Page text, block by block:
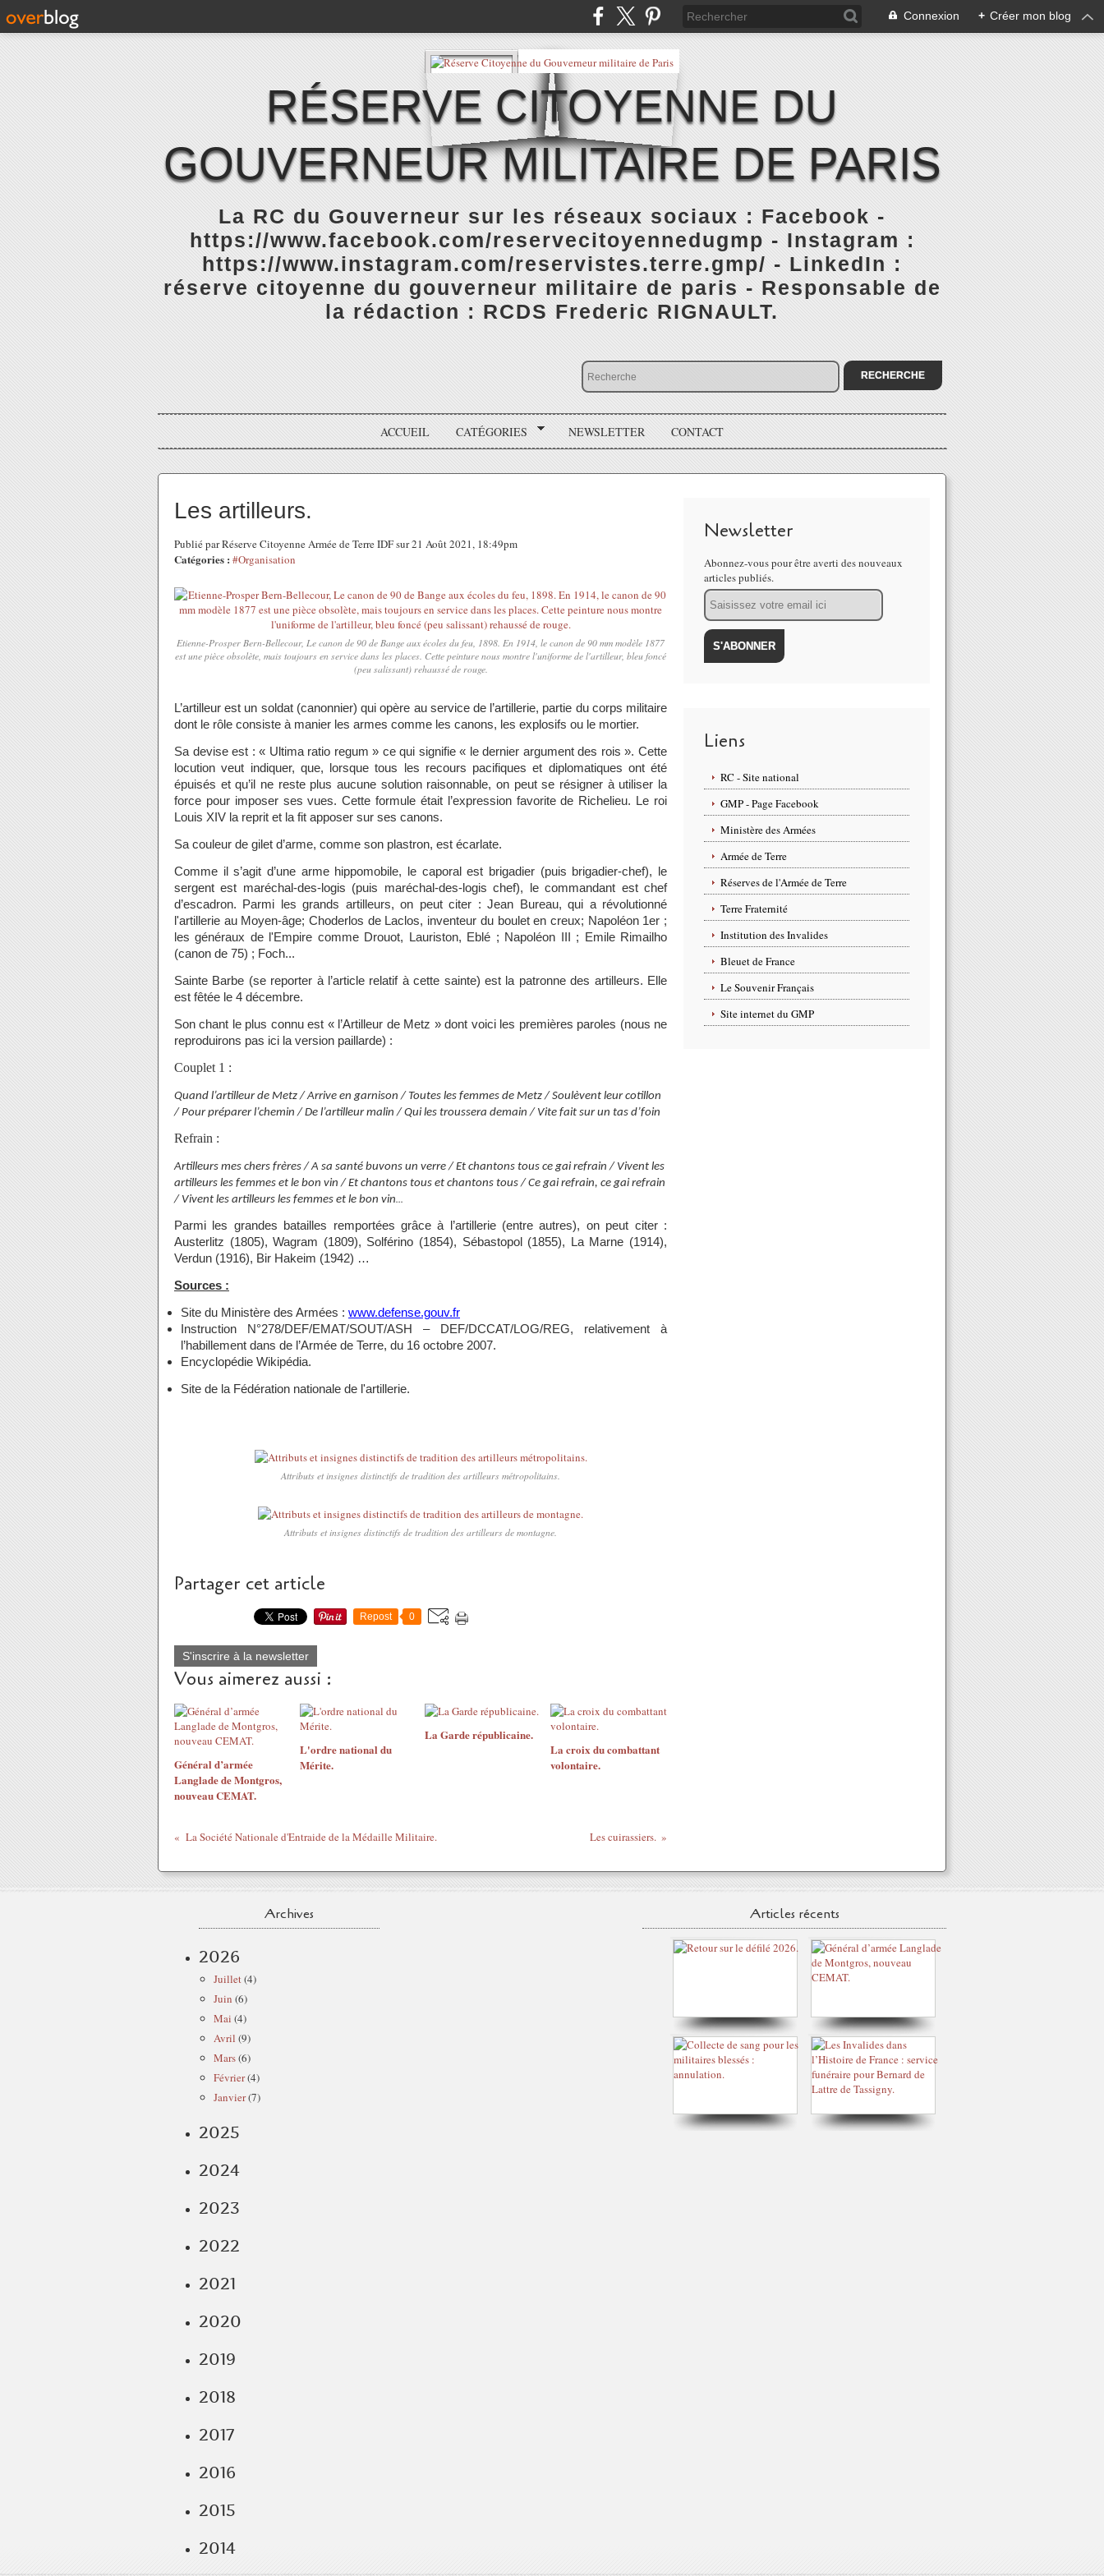
Connexion + Créer mon blog
RÉSERVE CITOYENNE DU
GOUVERNEUR MILITAIRE DE PARIS
La RC du Gouverneur sur les réseaux sociaux : Facebook -
https://www.facebook.com/reservecitoyennedugmp - Instagram :
https://www.instagram.com/reservistes.terre.gmp/ - LinkedIn :
réserve citoyenne du gouverneur militaire de paris - Responsable de
la rédaction : RCDS Frederic RIGNAULT.
ACCUEIL CATÉGORIES NEWSLETTER CONTACT
Les artilleurs.
Publié par Réserve Citoyenne Armée de Terre IDF sur 21 Août 2021, 18:49pm
Catégories : #Organisation
Etienne-Prosper Bern-Bellecour, Le canon de 90 de Bange aux écoles du feu, 1898. En 1914, le canon de 90 mm modèle 1877
est une pièce obsolète, mais toujours en service dans les places. Cette peinture nous montre l'uniforme de l'artilleur, bleu foncé
(peu salissant) rehaussé de rouge.
L’artilleur est un soldat (canonnier) qui opère au service de l’artillerie, partie du corps militaire
dont le rôle consiste à manier les armes comme les canons, les explosifs ou le mortier.
Sa devise est : « Ultima ratio regum » ce qui signifie « le dernier argument des rois ». Cette
locution veut indiquer, que, lorsque tous les recours pacifiques et diplomatiques ont été
épuisés et qu’il ne reste plus aucune solution raisonnable, on peut se résigner à utiliser la
force pour imposer ses vues. Cette formule était l’expression favorite de Richelieu. Le roi
Louis XIV la reprit et la fit apposer sur ses canons.
Sa couleur de gilet d’arme, comme son plastron, est écarlate.
Comme il s’agit d’une arme hippomobile, le caporal est brigadier (puis brigadier-chef), le
sergent est maréchal-des-logis (puis maréchal-des-logis chef), le commandant est chef
d’escadron. Parmi les grands artilleurs, on peut citer : Jean Bureau, qui a révolutionné
l'artillerie au Moyen-âge; Choderlos de Laclos, inventeur du boulet en creux; Napoléon 1er ;
les généraux de l'Empire comme Drouot, Lauriston, Eblé ; Napoléon III ; Emile Rimailho
(canon de 75) ; Foch...
Sainte Barbe (se reporter à l’article relatif à cette sainte) est la patronne des artilleurs. Elle
est fêtée le 4 décembre.
Son chant le plus connu est « l’Artilleur de Metz » dont voici les premières paroles (nous ne
reproduirons pas ici la version paillarde) :
Couplet 1 :
Quand l’artilleur de Metz / Arrive en garnison / Toutes les femmes de Metz / Soulèvent leur cotillon
/ Pour préparer l’chemin / De l’artilleur malin / Qui les troussera demain / Vite fait sur un tas d’foin
Refrain :
Artilleurs mes chers frères / A sa santé buvons un verre / Et chantons tous ce gai refrain / Vivent les
artilleurs les femmes et le bon vin / Et chantons tous et chantons tous / Ce gai refrain, ce gai refrain
/ Vivent les artilleurs les femmes et le bon vin...
Parmi les grandes batailles remportées grâce à l’artillerie (entre autres), on peut citer :
Austerlitz (1805), Wagram (1809), Solférino (1854), Sébastopol (1855), La Marne (1914),
Verdun (1916), Bir Hakeim (1942) …
Sources :
Site du Ministère des Armées : www.defense.gouv.fr
Instruction N°278/DEF/EMAT/SOUT/ASH – DEF/DCCAT/LOG/REG, relativement à
l’habillement dans de l’Armée de Terre, du 16 octobre 2007.
Encyclopédie Wikipédia.
Site de la Fédération nationale de l'artillerie.
Attributs et insignes distinctifs de tradition des artilleurs métropolitains.
Attributs et insignes distinctifs de tradition des artilleurs de montagne.
Partager cet article
Repost 0
S'inscrire à la newsletter
Vous aimerez aussi :
Général d’armée
Langlade de Montgros,
nouveau CEMAT.
L'ordre national du
Mérite.
La Garde républicaine.
La croix du combattant
volontaire.
La Société Nationale d'Entraide de la Médaille Militaire. Les cuirassiers.
Newsletter
Abonnez-vous pour être averti des nouveaux
articles publiés.
Email
Liens
RC - Site national
GMP - Page Facebook
Ministère des Armées
Armée de Terre
Réserves de l'Armée de Terre
Terre Fraternité
Institution des Invalides
Bleuet de France
Le Souvenir Français
Site internet du GMP
Archives
2026
Juillet(4)
Juin (6)
Mai (4)
Avril (9)
Mars(6)
Février(4)
Janvier(7)
2025
2024
2023
2022
2021
2020
2019
2018
2017
2016
2015
2014
Articles récents